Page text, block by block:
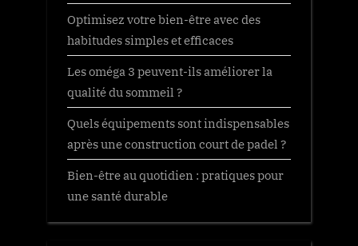
Optimisez votre bien-être avec des
habitudes simples et efficaces
Les oméga 3 peuvent-ils améliorer la
qualité du sommeil ?
Quels équipements sont indispensables
après une construction court de padel ?
Bien-être au quotidien : pratiques pour
une santé durable